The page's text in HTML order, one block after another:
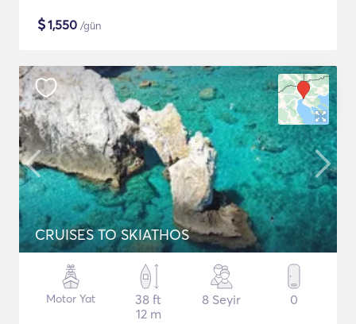
$1,550 /gün
CRUISES TO SKIATHOS
Motor Yat
38 ft
12 m
8 Seyir 0